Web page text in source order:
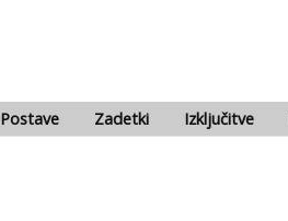
Postave Zadetki Izključitve